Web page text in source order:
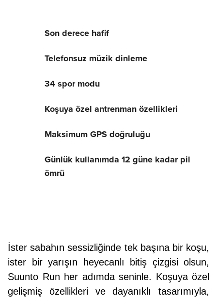
Son derece hafif
Telefonsuz müzik dinleme
34 spor modu
Koşuya özel antrenman özellikleri
Maksimum GPS doğruluğu
Günlük kullanımda 12 güne kadar pil
ömrü
İster sabahın sessizliğinde tek başına bir koşu,
ister bir yarışın heyecanlı bitiş çizgisi olsun,
Suunto Run her adımda seninle. Koşuya özel
gelişmiş özellikleri ve dayanıklı tasarımıyla,